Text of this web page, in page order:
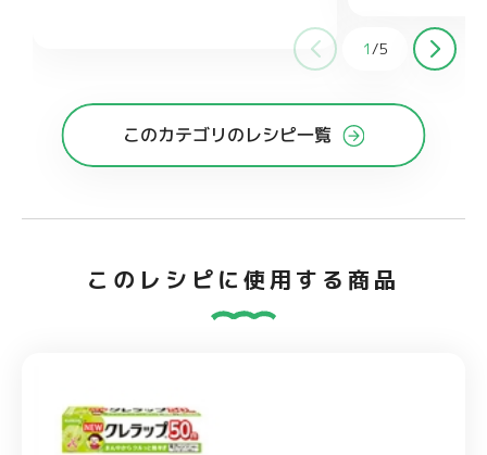
1/5
このカテゴリのレシピ一覧
このレシピに使用する商品